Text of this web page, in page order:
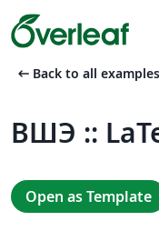
arrow_left_alt Back to all examples
ВШЭ ::
Open as Template